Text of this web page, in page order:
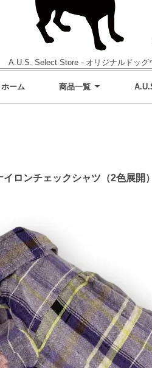
A.U.S. Select Store - オリジナルドッグ
ホーム 商品一覧
ロンチェックシャツ（2色展開）